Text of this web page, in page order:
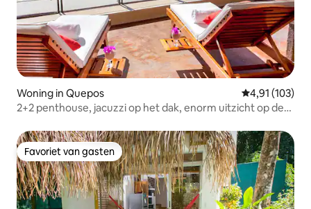
Woning in Quepos Gemiddelde
4,91 (103)
2+2 penthouse, jacuzzi op het dak, enorm uitzicht op de
Favoriet van gasten
Favoriet van gasten